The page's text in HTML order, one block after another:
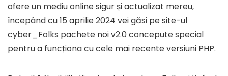
ofere un mediu online sigur și actualizat mereu,
începând cu 15 aprilie 2024 vei găsi pe site-ul
cyber_Folks pachete noi v2.0 concepute special
pentru a funcționa cu cele mai recente versiuni PHP.